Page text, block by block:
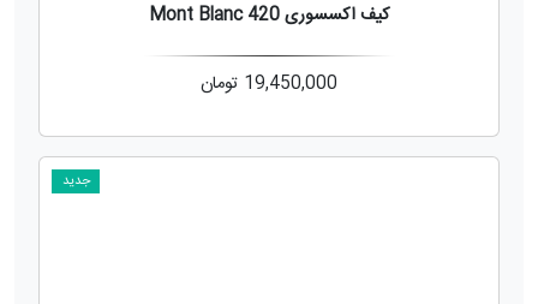
کیف اکسسوری 420 Mont Blanc
19,450,000 تومان
جدید